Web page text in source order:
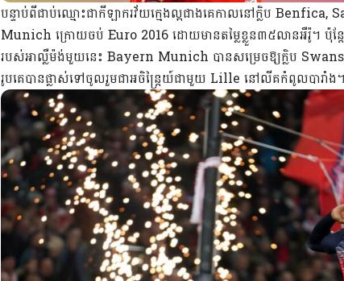
បន្ទាប់ពីជាប់ឈ្មោះជាកីឡាករវ័យក្មេងល្អជាងគេកាលនៅក្លិប
Munich ក្រោយចប់ Euro 2016 ដោយមានតម្លៃខ្លួន៣៥លានអឺរ៉ូ។ ប៉ុន្តែ
របស់អាល្លឺម៉ង់មួយនេះ Bayern Munich បានសម្រេចឱ្យក្លិប
រូបគេបានផ្លាស់ទៅចូលរួមជាអចិន្ត្រៃយ៍ជាមួយ Lille នៅលីគកំពូលបារាំង។